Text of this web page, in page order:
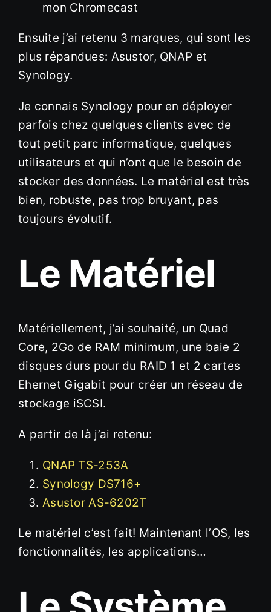
mon Chromecast
Ensuite j’ai retenu 3 marques, qui sont les
plus répandues: Asustor, QNAP et
Synology.
Je connais Synology pour en déployer
parfois chez quelques clients avec de
tout petit parc informatique, quelques
utilisateurs et qui n’ont que le besoin de
stocker des données. Le matériel est très
bien, robuste, pas trop bruyant, pas
toujours évolutif.
Le Matériel
Matériellement, j’ai souhaité, un Quad
Core, 2Go de RAM minimum, une baie 2
disques durs pour du RAID 1 et 2 cartes
Ehernet Gigabit pour créer un réseau de
stockage iSCSI.
A partir de là j’ai retenu:
QNAP TS-253A
Synology DS716+
Asustor AS-6202T
Le matériel c’est fait! Maintenant l’OS, les
fonctionnalités, les applications…